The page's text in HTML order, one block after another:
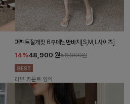
퍼펙트절개핏 6부데님반바지[S,M,L사이즈]
14%48,900 원56,800원
리뷰 카운트 영역